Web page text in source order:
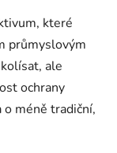
které
průmyslovým
ale
ochrany
méně tradiční,